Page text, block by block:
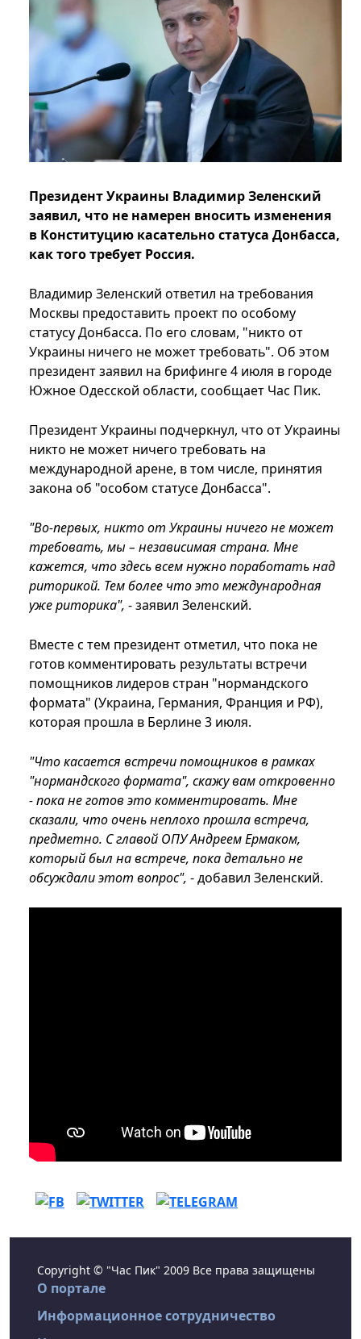
Президент Украины Владимир Зеленский
заявил, что не намерен вносить изменения
в Конституцию касательно статуса Донбасса,
как того требует Россия.
Владимир Зеленский ответил на требования
Москвы предоставить проект по особому
статусу Донбасса. По его словам, "никто от
Украины ничего не может требовать". Об этом
президент заявил на брифинге 4 июля в городе
Южное Одесской области, сообщает Час Пик.
Президент Украины подчеркнул, что от Украины
никто не может ничего требовать на
международной арене, в том числе, принятия
закона об "особом статусе Донбасса".
"Во-первых, никто от Украины ничего не может
требовать, мы – независимая страна. Мне
кажется, что здесь всем нужно поработать над
риторикой. Тем более что это международная
уже риторика", - заявил Зеленский.
Вместе с тем президент отметил, что пока не
готов комментировать результаты встречи
помощников лидеров стран "нормандского
формата" (Украина, Германия, Франция и РФ),
которая прошла в Берлине 3 июля.
"Что касается встречи помощников в рамках
"нормандского формата", скажу вам откровенно
- пока не готов это комментировать. Мне
сказали, что очень неплохо прошла встреча,
предметно. С главой ОПУ Андреем Ермаком,
который был на встрече, пока детально не
обсуждали этот вопрос", - добавил Зеленский.
Copyright © "Час Пик" 2009 Все права защищены
О портале
Информационное сотрудничество